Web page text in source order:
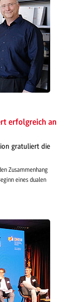
erfolgreich an
gratuliert die
Zusammenhang
eines dualen